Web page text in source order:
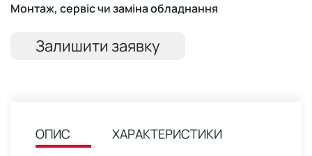
Монтаж, сервіс чи заміна обладнання
Залишити заявку
ОПИС ХАРАКТЕРИСТИКИ